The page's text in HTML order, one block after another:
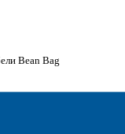
Bean Bag